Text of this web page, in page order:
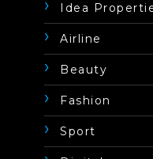
Idea
Airline
Beauty
Fashion
Sport